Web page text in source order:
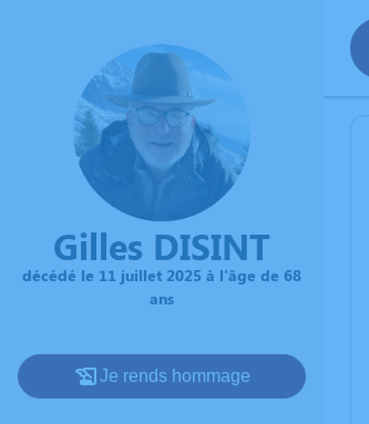
Gilles DISINT
décédé le 11 juillet 2025 à l'âge de 68
ans
Je rends hommage